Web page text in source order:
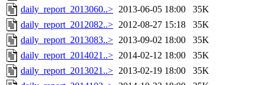
daily_report_2013060..> 2013-06-05 18:00
35K
daily_report_2012082..> 2012-08-27 15:18
35K
daily_report_2013083..> 2013-09-02 18:00
35K
daily_report_2014021..> 2014-02-12 18:00
35K
daily_report_2013021..> 2013-02-19 18:00
35K